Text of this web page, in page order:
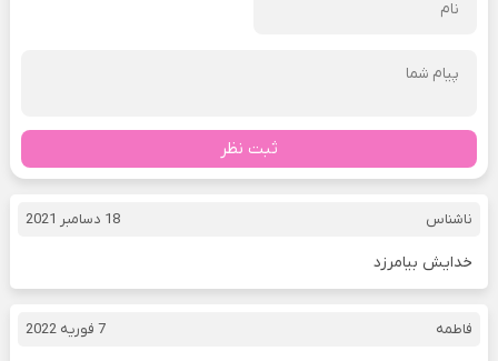
ثبت نظر
ناشناس 18 دسامبر 2021
خدایش بیامرزد
فاطمه 7 فوریه 2022